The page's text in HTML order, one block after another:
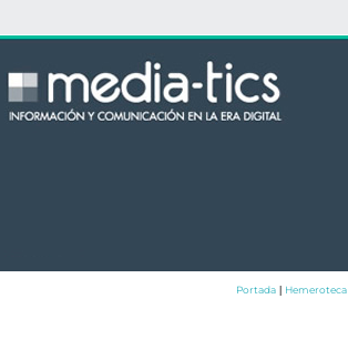
Portada Hemeroteca